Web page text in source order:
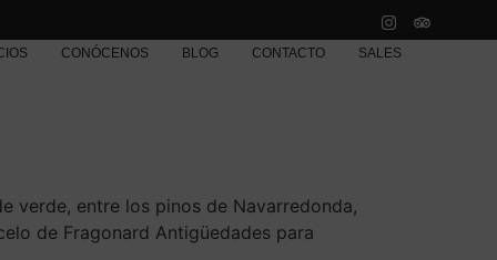
CONÓCENOS BLOG CONTACTO SALES
verde, entre los pinos de Navarredonda,
de Fragonard Antigüedades para